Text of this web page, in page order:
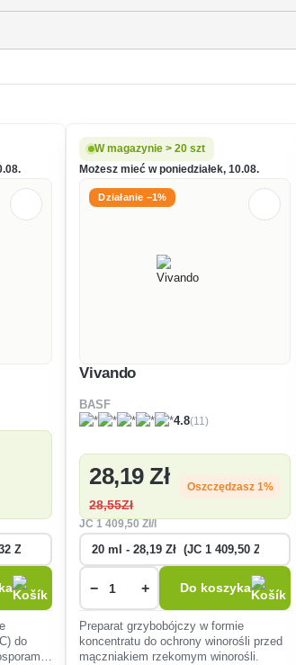
do
W magazynie > 20 szt
Możesz mieć w poniedziałek, 10.08.
Działanie −1%
Vivando
BASF
4.8(11)
28,19 Zł
28,55Zł
Oszczędzasz 1%
JC1 409,50 Zł/l
− + Do koszyka
Preparat grzybobójczy w formie
koncentratu do ochrony winorośli przed
mączniakiem rzekomym winorośli.